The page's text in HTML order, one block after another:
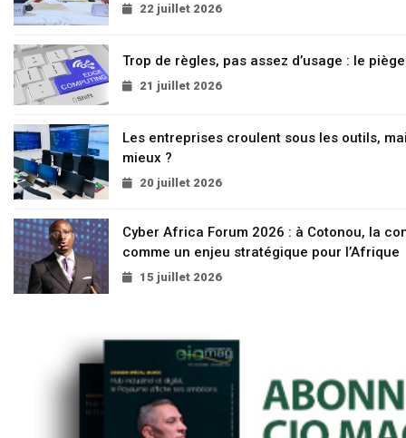
22 juillet 2026
Trop de règles, pas assez d’usage : le
21 juillet 2026
Les entreprises croulent sous les outils,
mieux ?
20 juillet 2026
Cyber Africa Forum 2026 : à Cotonou, la
comme un enjeu stratégique pour l’Afrique
15 juillet 2026